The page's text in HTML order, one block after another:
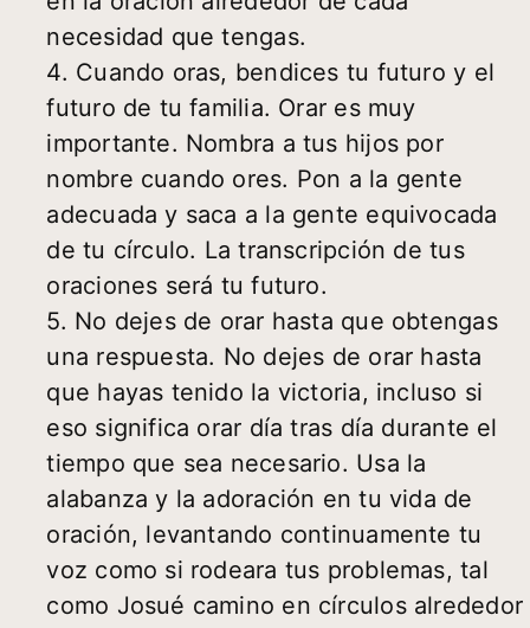
necesidad que tengas.
4. Cuando oras, bendices tu futuro y el
futuro de tu familia. Orar es muy
importante. Nombra a tus hijos por
nombre cuando ores. Pon a la gente
adecuada y saca a la gente equivocada
de tu círculo. La transcripción de tus
oraciones será tu futuro.
5. No dejes de orar hasta que obtengas
una respuesta. No dejes de orar hasta
que hayas tenido la victoria, incluso si
eso significa orar día tras día durante el
tiempo que sea necesario. Usa la
alabanza y la adoración en tu vida de
oración, levantando continuamente tu
voz como si rodeara tus problemas, tal
como Josué camino en círculos alrededor